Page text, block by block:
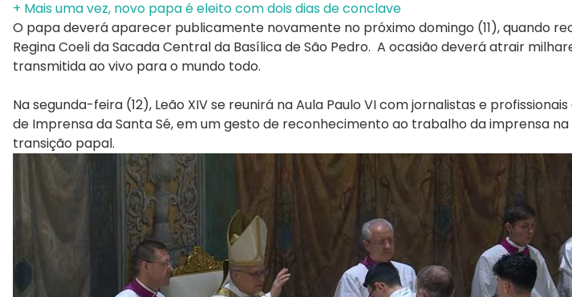
+ Mais uma vez, novo papa é eleito com dois dias de conclave
O papa deverá aparecer publicamente novamente no próximo domingo (11), quando
Regina Coeli da Sacada Central da Basílica de São Pedro. A ocasião deverá atrair
transmitida ao vivo para o mundo todo.
Na segunda-feira (12), Leão XIV se reunirá na Aula Paulo VI com jornalistas e
de Imprensa da Santa Sé, em um gesto de reconhecimento ao trabalho da imprensa
transição papal.